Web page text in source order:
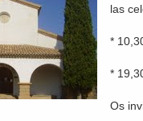
las
*
*
Os